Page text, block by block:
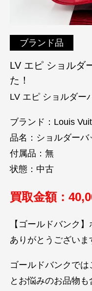
ブランド品
LV エピ ショルダ
た！
LV エピ ショルダー
ブランド：Louis
品名：ショルダーバ
付属品：無
状態：中古
買取金額：40
【ゴールドバンク
ありがとうございま
ゴールドバンクで
とお悩みのお品物